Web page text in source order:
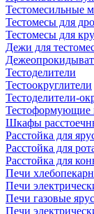
Тестомесильные
Тестомесы для
Тестомесы для
Дежи для
Тестоделители
Тестоокруглители
Тестоделители-
Шкафы
Расстойка для
Расстойка для
Расстойка для
Печи
Печи
Печи газовые
Печи